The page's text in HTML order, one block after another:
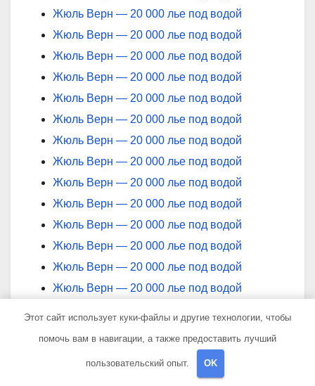
Жюль Верн — 20 000 лье под водой
Жюль Верн — 20 000 лье под водой
Жюль Верн — 20 000 лье под водой
Жюль Верн — 20 000 лье под водой
Жюль Верн — 20 000 лье под водой
Жюль Верн — 20 000 лье под водой
Жюль Верн — 20 000 лье под водой
Жюль Верн — 20 000 лье под водой
Жюль Верн — 20 000 лье под водой
Жюль Верн — 20 000 лье под водой
Жюль Верн — 20 000 лье под водой
Жюль Верн — 20 000 лье под водой
Жюль Верн — 20 000 лье под водой
Жюль Верн — 20 000 лье под водой
Жюль Верн — 20 000 лье под водой
Этот сайт использует куки-файлы и другие технологии, чтобы
помочь вам в навигации, а также предоставить лучший
пользовательский опыт. OK